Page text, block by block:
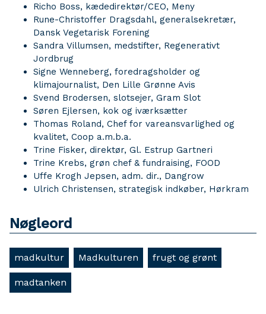
Richo Boss, kædedirektør/CEO, Meny
Rune-Christoffer Dragsdahl, generalsekretær,
Dansk Vegetarisk Forening
Sandra Villumsen, medstifter, Regenerativt
Jordbrug
Signe Wenneberg, foredragsholder og
klimajournalist, Den Lille Grønne Avis
Svend Brodersen, slotsejer, Gram Slot
Søren Ejlersen, kok og iværksætter
Thomas Roland, Chef for vareansvarlighed og
kvalitet, Coop a.m.b.a.
Trine Fisker, direktør, Gl. Estrup Gartneri
Trine Krebs, grøn chef & fundraising, FOOD
Uffe Krogh Jepsen, adm. dir., Dangrow
Ulrich Christensen, strategisk indkøber, Hørkram
Nøgleord
madkultur Madkulturen frugt og grønt
madtanken